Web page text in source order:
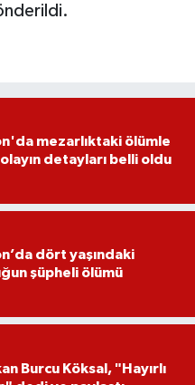
mezarlıktaki ölümle
detayları belli oldu
dört yaşındaki
şüpheli ölümü
Burcu Köksal, "Hayırlı